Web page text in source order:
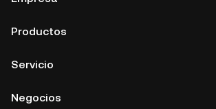
Productos
Servicio
Negocios